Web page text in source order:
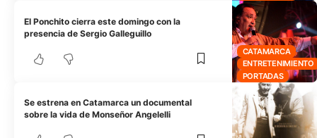
CATAMARCA
ENTRETENIMIENTO
PORTADAS
El Ponchito cierra este domingo con la
presencia de Sergio Galleguillo
Se estrena en Catamarca un documental
sobre la vida de Monseñor Angelelli